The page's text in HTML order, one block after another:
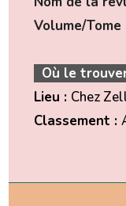
Volume/Tome
Où le
Lieu : Chez
Classement :